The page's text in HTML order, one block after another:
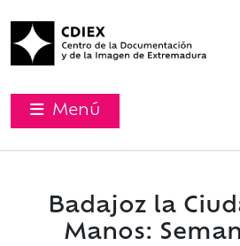
Menú
Badajoz la
Manos: